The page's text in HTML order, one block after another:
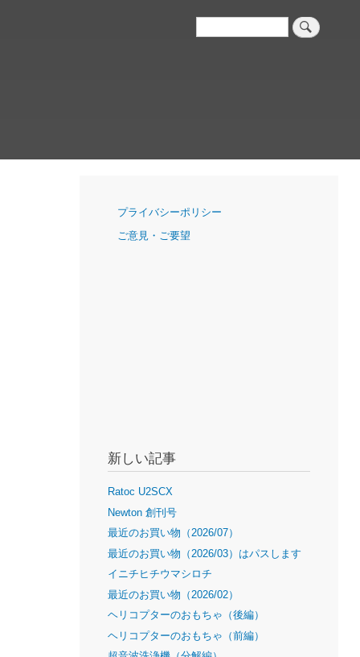
検
索
ナ
ゲ
プライバシーポリシー
ご意見・ご要望
新しい記事
Ratoc U2SCX
Newton 創刊号
最近のお買い物（2026/07）
最近のお買い物（2026/03）はパスします
イニチヒチウマシロチ
最近のお買い物（2026/02）
ヘリコプターのおもちゃ（後編）
ヘリコプターのおもちゃ（前編）